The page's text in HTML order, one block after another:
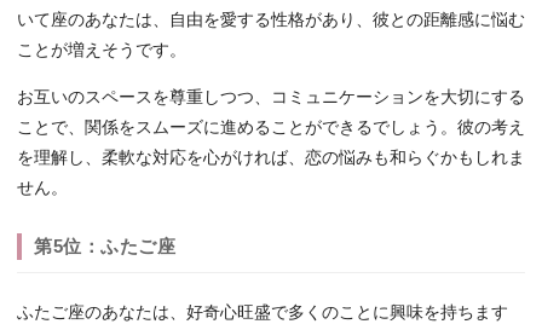
いて座のあなたは、自由を愛する性格があり、彼との距離感に悩む
ことが増えそうです。
お互いのスペースを尊重しつつ、コミュニケーションを大切にする
ことで、関係をスムーズに進めることができるでしょう。彼の考え
を理解し、柔軟な対応を心がければ、恋の悩みも和らぐかもしれま
せん。
第5位：ふたご座
ふたご座のあなたは、好奇心旺盛で多くのことに興味を持ちます